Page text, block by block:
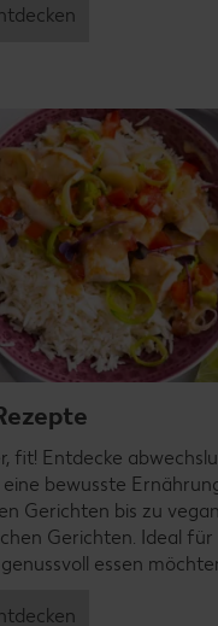
fit! Entdecke
bewusste
Gerichten bis zu
Gerichten. Ideal für
essen